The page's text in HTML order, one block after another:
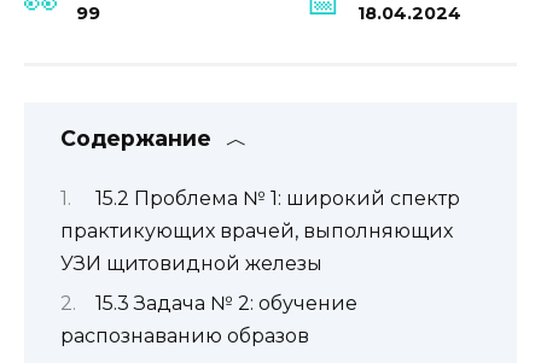
99 18.04.2024
Содержание
15.2 Проблема № 1: широкий спектр
практикующих врачей, выполняющих
УЗИ щитовидной железы
15.3 Задача № 2: обучение
распознаванию образов